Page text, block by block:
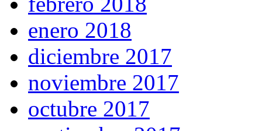
enero 2018
diciembre 2017
noviembre 2017
octubre 2017